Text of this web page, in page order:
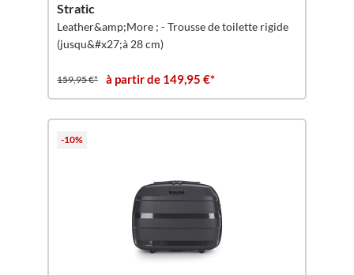
Stratic
Leather&amp;More ; - Trousse de toilette rigide
(jusqu&#x27;à 28 cm)
159,95 €* à partir de 149,95 €*
-10%